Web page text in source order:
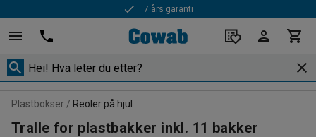
7 års garanti
Plastbokser Reoler på hjul
Tralle for plastbakker inkl. 11 bakker